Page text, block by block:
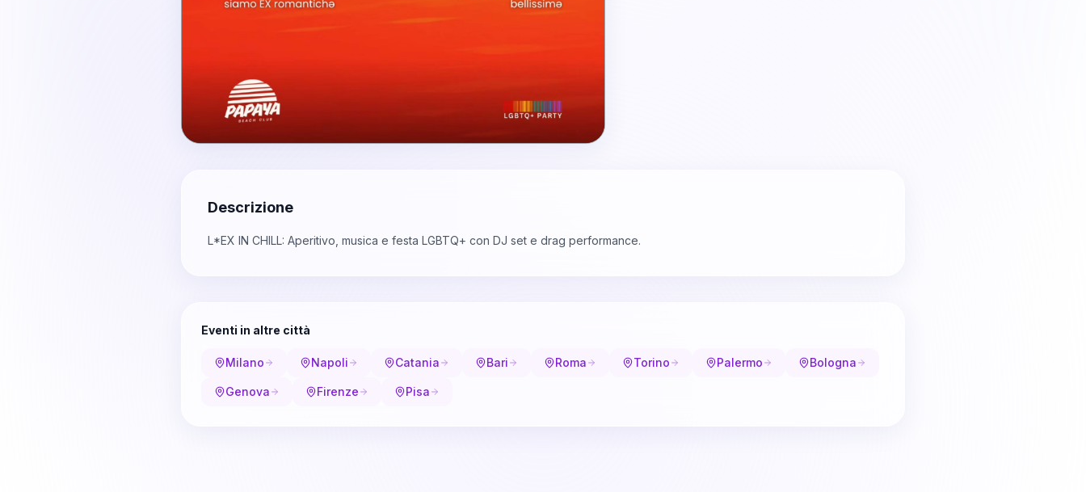
Descrizione
L*EX IN CHILL: Aperitivo, musica e festa LGBTQ+ con DJ set e drag performance.
Eventi in altre città
Milano Napoli Catania Bari Roma Torino Palermo Bologna
Genova Firenze Pisa